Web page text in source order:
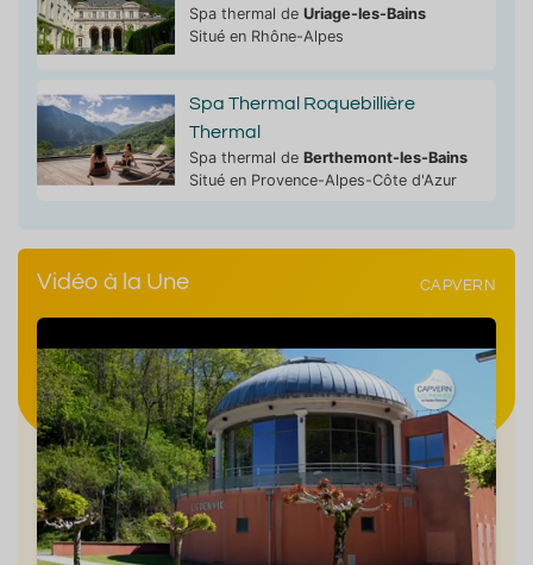
Spa thermal de Uriage-les-Bains
Situé en Rhône-Alpes
Spa Thermal Roquebillière
Thermal
Spa thermal de Berthemont-les-Bains
Situé en Provence-Alpes-Côte d'Azur
Vidéo à la Une CAPVERN